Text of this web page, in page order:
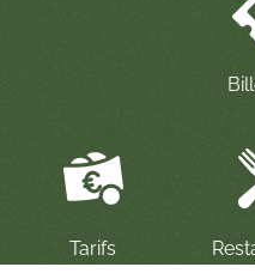
Tarifs